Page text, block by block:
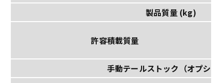
製品質量 (kg)
許容積載質量
手動テールストック（オプシ